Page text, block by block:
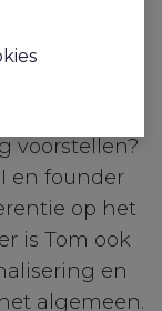
voorstellen?
en founder
op het
is Tom ook
en
algemeen.